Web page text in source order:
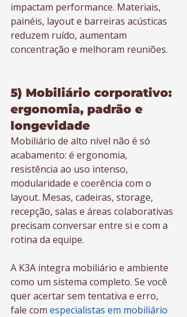
impactam performance. Materiais,
painéis, layout e barreiras acústicas
reduzem ruído, aumentam
concentração e melhoram reuniões.
5) Mobiliário corporativo:
ergonomia, padrão e
longevidade
Mobiliário de alto nível não é só
acabamento: é ergonomia,
resistência ao uso intenso,
modularidade e coerência com o
layout. Mesas, cadeiras, storage,
recepção, salas e áreas colaborativas
precisam conversar entre si e com a
rotina da equipe.
A K3A integra mobiliário e ambiente
como um sistema completo. Se você
quer acertar sem tentativa e erro,
fale com especialistas em mobiliário